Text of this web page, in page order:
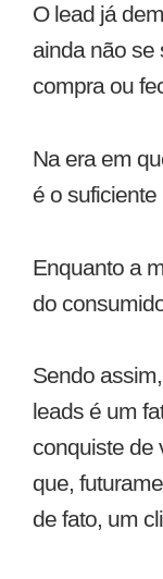
O lead já
ainda não se
compra ou
Na era em
é o suficiente
Enquanto a
do
Sendo
leads é um
conquiste de
que,
de fato, um